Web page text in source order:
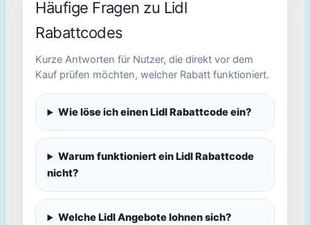
Häufige Fragen zu Lidl
Rabattcodes
Kurze Antworten für Nutzer, die direkt vor dem
Kauf prüfen möchten, welcher Rabatt funktioniert.
Wie löse ich einen Lidl Rabattcode ein?
Warum funktioniert ein Lidl Rabattcode
nicht?
Welche Lidl Angebote lohnen sich?